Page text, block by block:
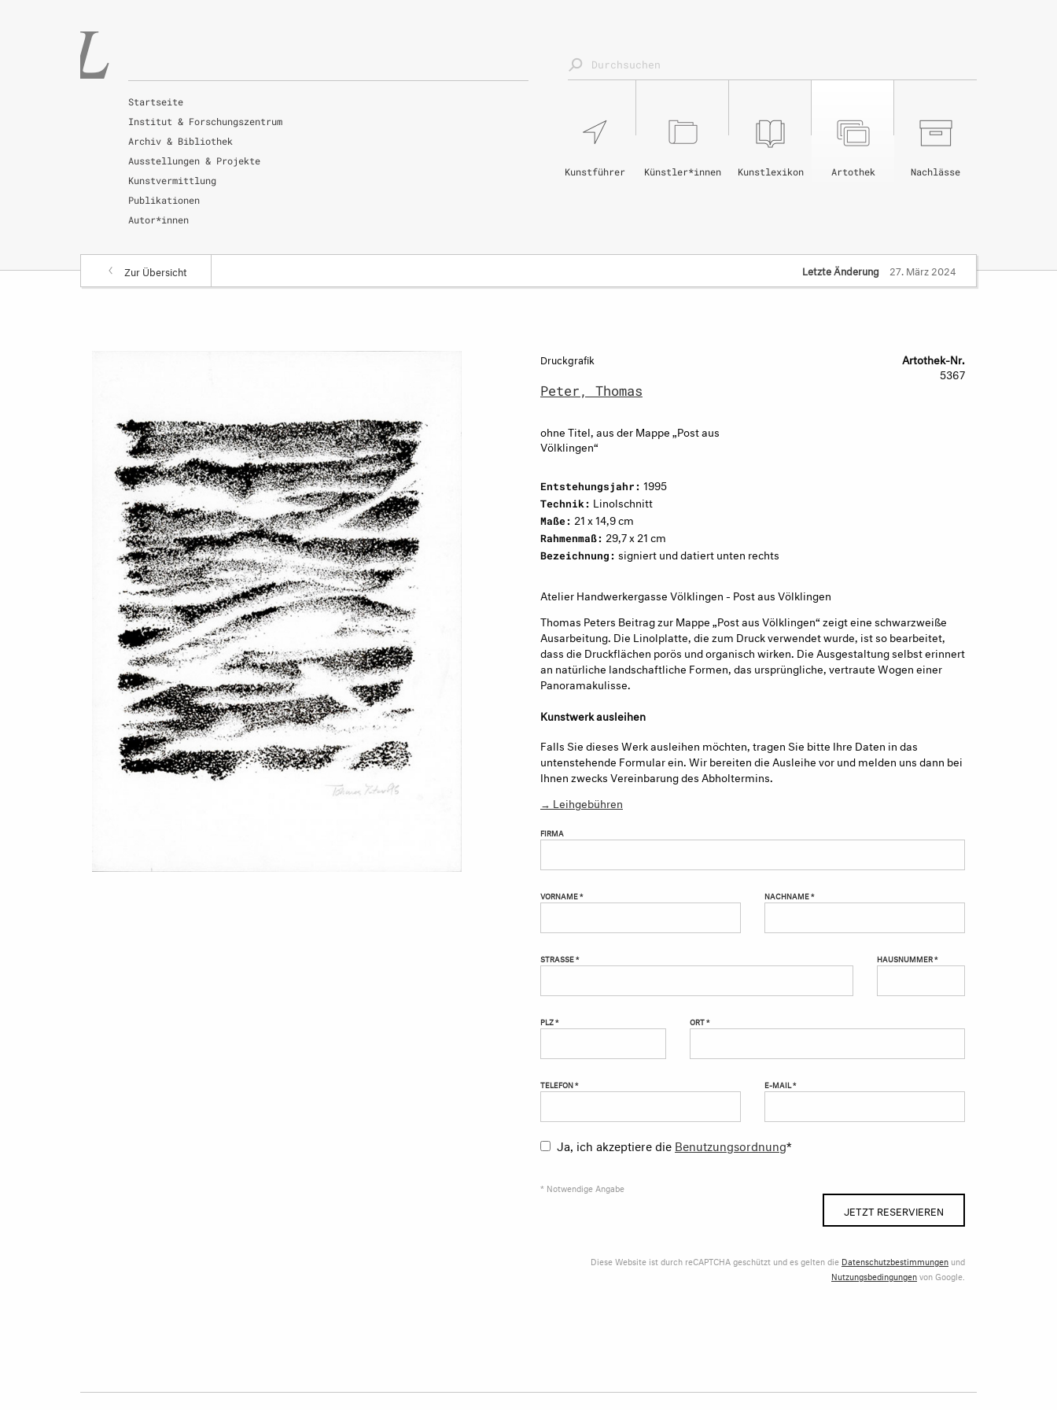
Startseite
Institut & Forschungszentrum
Archiv & Bibliothek
Ausstellungen & Projekte
Kunstvermittlung
Publikationen
Autor*innen
Nachlässe
Artothek
Kunstlexikon
Künstler*innen
Kunstführer
Zur Übersicht Letzte Änderung 27. März 2024
Druckgrafik
Peter, Thomas
ohne Titel, aus der Mappe „Post aus
Völklingen“
Artothek-Nr.
5367
Entstehungsjahr: 1995
Technik: Linolschnitt
Maße: 21 x 14,9 cm
Rahmenmaß: 29,7 x 21 cm
Bezeichnung: signiert und datiert unten rechts
Atelier Handwerkergasse Völklingen - Post aus Völklingen
Thomas Peters Beitrag zur Mappe „Post aus Völklingen“ zeigt eine schwarzweiße
Ausarbeitung. Die Linolplatte, die zum Druck verwendet wurde, ist so bearbeitet,
dass die Druckflächen porös und organisch wirken. Die Ausgestaltung selbst erinnert
an natürliche landschaftliche Formen, das ursprüngliche, vertraute Wogen einer
Panoramakulisse.
Kunstwerk ausleihen
Falls Sie dieses Werk ausleihen möchten, tragen Sie bitte Ihre Daten in das
untenstehende Formular ein. Wir bereiten die Ausleihe vor und melden uns dann bei
Ihnen zwecks Vereinbarung des Abholtermins.
→ Leihgebühren
FIRMA
VORNAME * NACHNAME *
STRASSE * HAUSNUMMER *
PLZ * ORT *
TELEFON * E-MAIL *
Ja, ich akzeptiere die Benutzungsordnung*
* Notwendige Angabe
JETZT RESERVIEREN
Diese Website ist durch reCAPTCHA geschützt und es gelten die Datenschutzbestimmungen und
Nutzungsbedingungenvon Google.